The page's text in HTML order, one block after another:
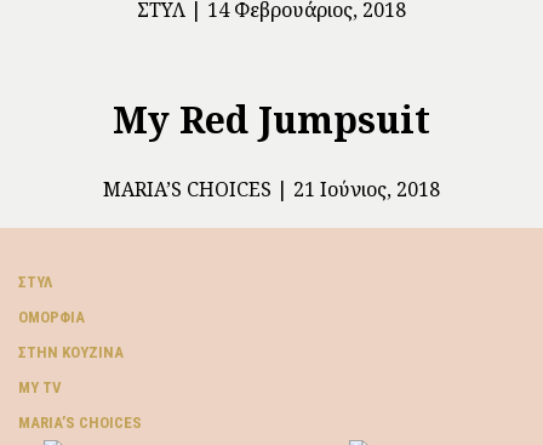
ΣΤΥΛ 14 Φεβρουάριος, 2018
My Red Jumpsuit
ΜARIA’S CHOICES 21 Ιούνιος, 2018
ΣΤΥΛ
ΟΜΟΡΦΙΆ
ΣΤΗΝ ΚΟΥΖΊΝΑ
MY TV
ΜARIA’S CHOICES